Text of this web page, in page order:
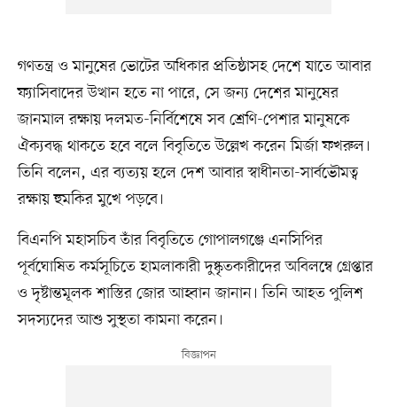
গণতন্ত্র ও মানুষের ভোটের অধিকার প্রতিষ্ঠাসহ দেশে যাতে আবার
ফ্যাসিবাদের উত্থান হতে না পারে, সে জন্য দেশের মানুষের
জানমাল রক্ষায় দলমত-নির্বিশেষে সব শ্রেণি-পেশার মানুষকে
ঐক্যবদ্ধ থাকতে হবে বলে বিবৃতিতে উল্লেখ করেন মির্জা ফখরুল।
তিনি বলেন, এর ব্যত্যয় হলে দেশ আবার স্বাধীনতা-সার্বভৌমত্ব
রক্ষায় হুমকির মুখে পড়বে।
বিএনপি মহাসচিব তাঁর বিবৃতিতে গোপালগঞ্জে এনসিপির
পূর্বঘোষিত কর্মসূচিতে হামলাকারী দুষ্কৃতকারীদের অবিলম্বে গ্রেপ্তার
ও দৃষ্টান্তমূলক শাস্তির জোর আহ্বান জানান। তিনি আহত পুলিশ
সদস্যদের আশু সুস্থতা কামনা করেন।